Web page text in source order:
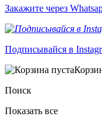
Закажите через
Подписывайся в
Поиск
Показать все